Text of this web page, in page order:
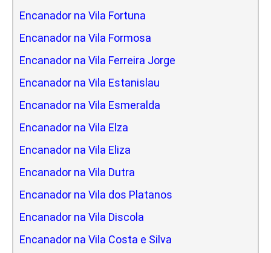
Encanador na Vila Fortuna
Encanador na Vila Formosa
Encanador na Vila Ferreira Jorge
Encanador na Vila Estanislau
Encanador na Vila Esmeralda
Encanador na Vila Elza
Encanador na Vila Eliza
Encanador na Vila Dutra
Encanador na Vila dos Platanos
Encanador na Vila Discola
Encanador na Vila Costa e Silva